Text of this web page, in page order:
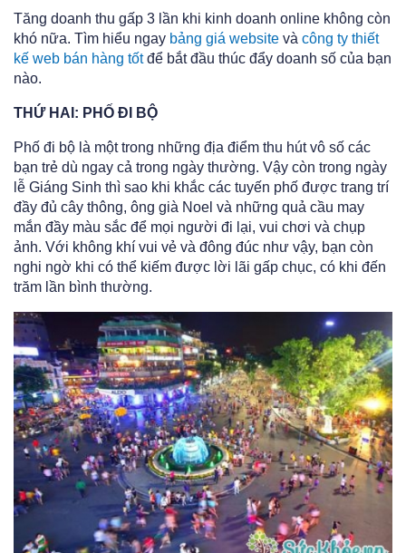
Tăng doanh thu gấp 3 lần khi kinh doanh online không còn
khó nữa. Tìm hiểu ngay bảng giá website và công ty thiết
kế web bán hàng tốtđể bắt đầu thúc đẩy doanh số của bạn
nào.
THỨ HAI: PHỐ ĐI BỘ
Phố đi bộ là một trong những địa điểm thu hút vô số các
bạn trẻ dù ngay cả trong ngày thường. Vậy còn trong ngày
lễ Giáng Sinh thì sao khi khắc các tuyến phố được trang trí
đầy đủ cây thông, ông già Noel và những quả cầu may
mắn đầy màu sắc để mọi người đi lại, vui chơi và chụp
ảnh. Với không khí vui vẻ và đông đúc như vậy, bạn còn
nghi ngờ khi có thể kiếm được lời lãi gấp chục, có khi đến
trăm lần bình thường.